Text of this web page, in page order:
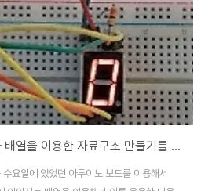
For문을 이용한 제어문과 배열을 이용한 자료구조 만들기를 응용한 아두이노 보드 수업
요일에 있었던 아두이노 보드를 이용해서